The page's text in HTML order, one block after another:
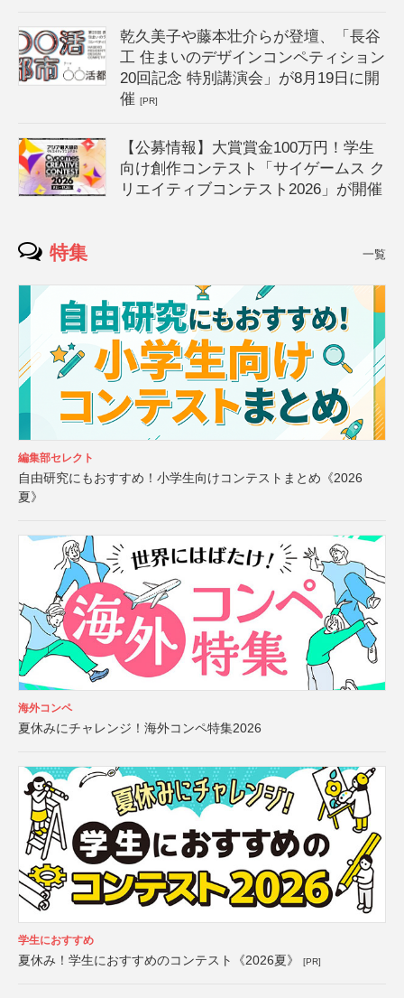
乾久美子や藤本壮介らが登壇、「長谷
工 住まいのデザインコンペティション
20回記念 特別講演会」が8月19日に開
催[PR]
【公募情報】大賞賞金100万円！学生
向け創作コンテスト「サイゲームス ク
リエイティブコンテスト2026」が開催
特集 一覧
編集部セレクト
自由研究にもおすすめ！小学生向けコンテストまとめ《2026
夏》
海外コンペ
夏休みにチャレンジ！海外コンペ特集2026
学生におすすめ
夏休み！学生におすすめのコンテスト《2026夏》 [PR]